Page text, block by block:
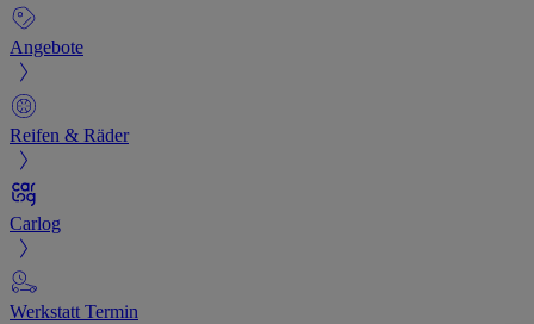
Angebote
Reifen & Räder
Carlog
Werkstatt Termin